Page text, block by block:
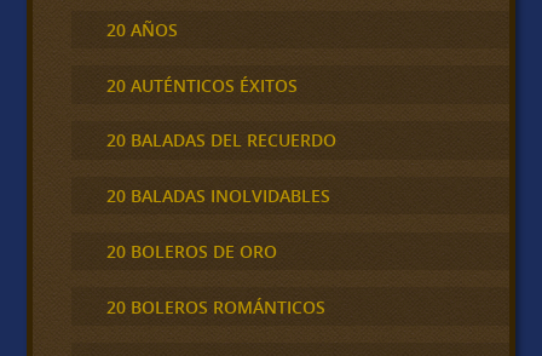
20 AÑOS
20 AUTÉNTICOS ÉXITOS
20 BALADAS DEL RECUERDO
20 BALADAS INOLVIDABLES
20 BOLEROS DE ORO
20 BOLEROS ROMÁNTICOS